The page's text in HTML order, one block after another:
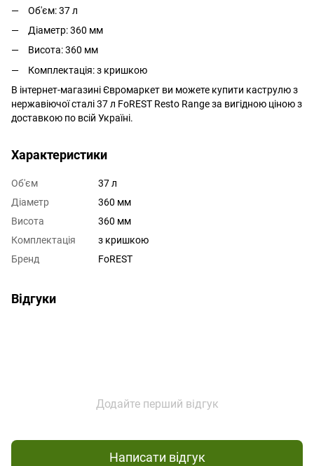
Об'єм: 37 л
Діаметр: 360 мм
Висота: 360 мм
Комплектація: з кришкою
В інтернет-магазині Євромаркет ви можете купити каструлю з
нержавіючої сталі 37 л FoREST Resto Range за вигідною ціною з
доставкою по всій Україні.
Характеристики
Об'єм
37 л
Діаметр
360 мм
Висота
360 мм
Комплектація
з кришкою
Бренд
FoREST
Відгуки
Додайте перший відгук
Написати відгук